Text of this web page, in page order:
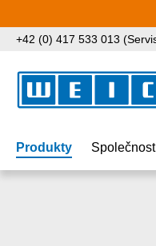
+42 (0) 417 533 013
Produkty Společnost